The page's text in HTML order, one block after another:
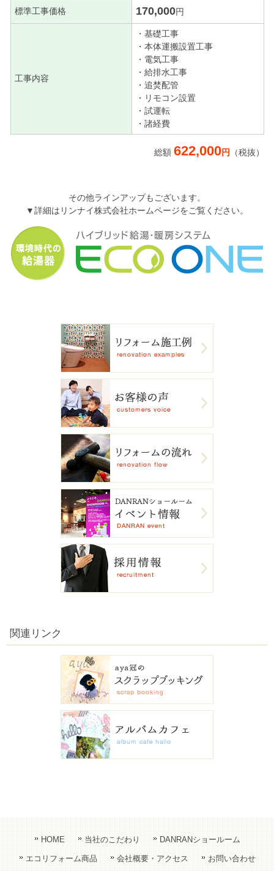
標準工事価格
170,000円
工事内容
・基礎工事
・本体運搬設置工事
・電気工事
・給排水工事
・追焚配管
・リモコン設置
・試運転
・諸経費
総額 622,000円 （税抜）
その他ラインアップもございます。
▼詳細はリンナイ株式会社ホームページをご覧ください。
関連リンク
HOME 当社のこだわり DANRANショールーム
エコリフォーム商品 会社概要・アクセス お問い合わせ